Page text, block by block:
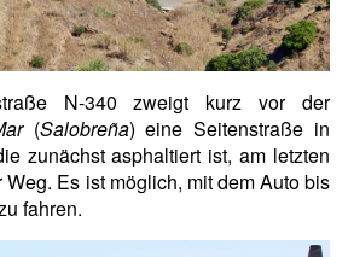
N-340 zweigt kurz vor der
(Salobreña) eine Seitenstraße in
zunächst asphaltiert ist, am letzten
Es ist möglich, mit dem Auto bis
fahren.